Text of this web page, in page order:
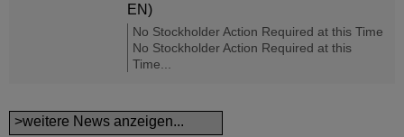
EN)
No Stockholder Action Required at this Time
No Stockholder Action Required at this
Time...
>weitere News anzeigen...